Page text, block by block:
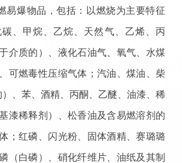
易爆物品，包括：以燃烧为主要特征
、甲烷、乙烷、天然气、乙烯、丙
介质的）、液化石油气、氧气、水煤
可燃毒性压缩气体；汽油、煤油、柴
、苯、酒精、丙酮、乙醚、油漆、稀
漆稀释剂）、松香油及含易燃溶剂的
；红磷、闪光粉、固体酒精、赛璐璐
（白磷）、硝化纤维片、油纸及其制